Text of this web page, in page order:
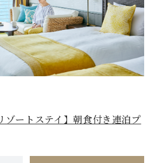
ゾートステイ】朝食付き連泊プ